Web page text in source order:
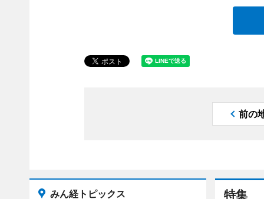
前の
特集
みん経トピックス